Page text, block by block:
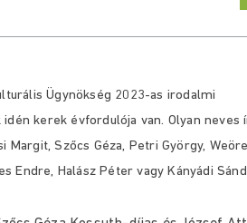
Ügynökség 2023-as irodalmi
kerek évfordulója van. Olyan neves
Szőcs Géza, Petri György,
Endre, Halász Péter vagy Kányádi